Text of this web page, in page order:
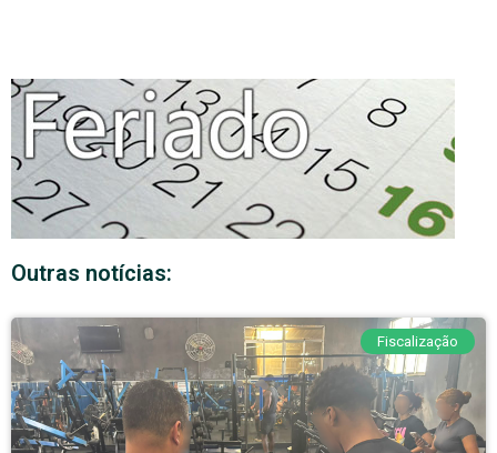
Outras notícias:
Fiscalização